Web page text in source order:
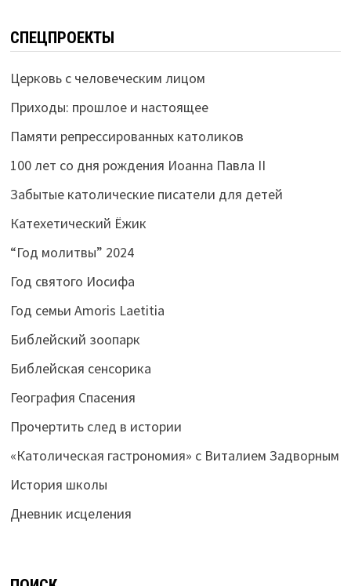
СПЕЦПРОЕКТЫ
Церковь с человеческим лицом
Приходы: прошлое и настоящее
Памяти репрессированных католиков
100 лет со дня рождения Иоанна Павла II
Забытые католические писатели для детей
Катехетический Ёжик
“Год молитвы” 2024
Год святого Иосифа
Год семьи Amoris Laetitia
Библейский зоопарк
Библейская сенсорика
География Спасения
Прочертить след в истории
«Католическая гастрономия» с Виталием Задворным
История школы
Дневник исцеления